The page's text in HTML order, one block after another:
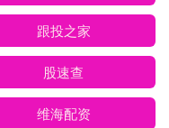
跟投之家
股速查
维海配资